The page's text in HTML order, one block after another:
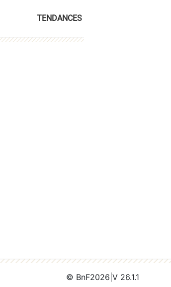
TENDANCES
© BnF2026 V 26.1.1